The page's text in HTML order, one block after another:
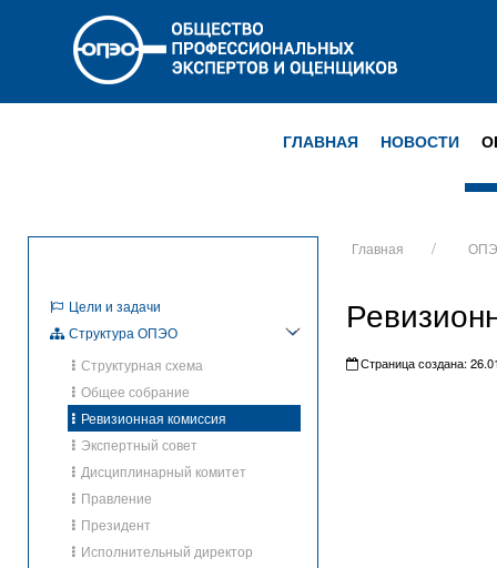
ГЛАВНАЯ НОВОСТИ
Главная
Страница создана:
Цели и задачи
Структура ОПЭО
Структурная схема
Общее собрание
Ревизионная комиссия
Экспертный совет
Дисциплинарный комитет
Правление
Президент
Исполнительный директор